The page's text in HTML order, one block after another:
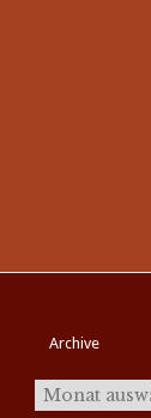
Archive